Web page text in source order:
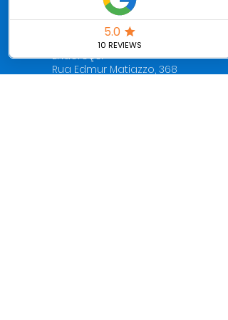
(11) 93778-5829
Endereço:
Rua Edmur Matiazzo, 368